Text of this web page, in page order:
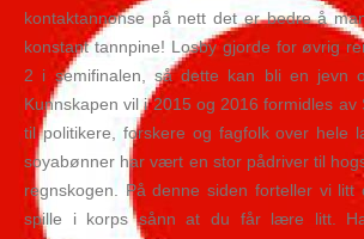
kontaktannonse på nett det er bedre å
konstant tannpine! Losby gjorde for øvrig
2 i semifinalen, så dette kan bli en jevn
Kunnskapen vil i 2015 og 2016 formidles av
til politikere, forskere og fagfolk over hele
soyabønner har vært en stor pådriver til
regnskogen. På denne siden forteller vi
spille i korps sånn at du får lære litt.